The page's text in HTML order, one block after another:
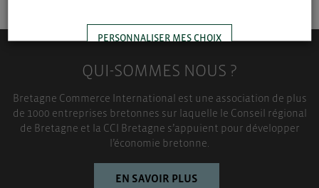
QUI-SOMMES NOUS ?
Bretagne Commerce International est une association de plus
de 1000 entreprises bretonnes sur laquelle le Conseil régional
de Bretagne et la CCI Bretagne s’appuient pour développer
l’économie bretonne.
EN SAVOIR PLUS
PERSONNALISER MES CHOIX